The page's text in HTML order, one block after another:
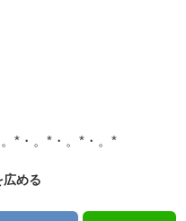
*・。*・。*・。*
広める